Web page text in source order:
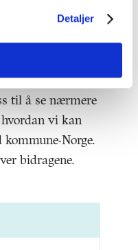
Detaljer
ulike konkrete
i større
med
til å se nærmere
vi kan
Norge.
bidragene.